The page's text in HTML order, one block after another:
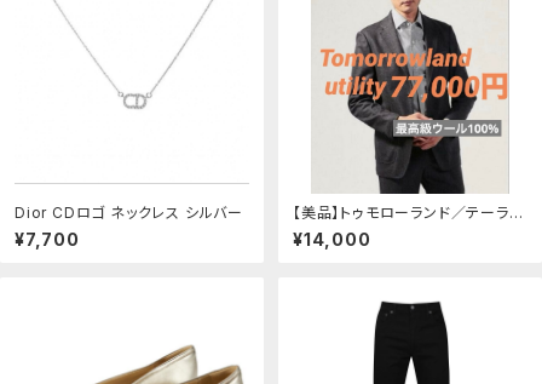
Dior CDロゴ ネックレス シルバー
¥7,700
【美品】トゥモローランド／テーラー
ドジャケット・スプリングコート48
ダークグレー
¥14,000